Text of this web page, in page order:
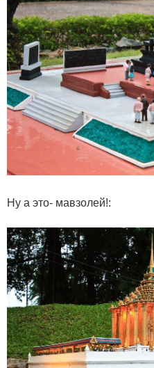
Ну а это- мавзолей!: